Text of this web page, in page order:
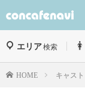
エリア検索
HOME キャスト